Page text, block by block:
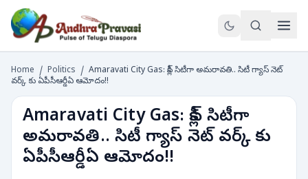
Home / Politics / Amaravati City Gas: క్లీన్ సిటీగా అమరావతి.. సిటీ గ్యాస్ నెట్
వర్క్ కు ఏపీసీఆర్డీఏ ఆమోదం!!
Amaravati City Gas: క్లీన్ సిటీగా
అమరావతి.. సిటీ గ్యాస్ నెట్ వర్క్ కు
ఏపీసీఆర్డీఏ ఆమోదం!!